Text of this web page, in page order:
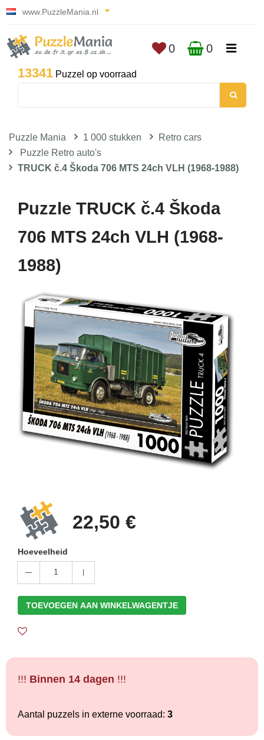
www.PuzzleMania.nl
13341 Puzzel op voorraad
0 0
Puzzle Mania 1 000 stukken
Retro cars
Puzzle Retro auto's
TRUCK č.4 Škoda 706 MTS 24ch VLH (1968-1988)
Puzzle TRUCK č.4 Škoda
706 MTS 24ch VLH (1968-
1988)
22,50 €
Hoeveelheid
1
TOEVOEGEN AAN WINKELWAGENTJE
!!! Binnen 14 dagen !!!
Aantal puzzels in externe voorraad: 3